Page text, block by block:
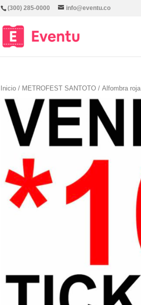
(300) 285-0000 info@eventu.co
Inicio / METROFEST SANTOTO / Alfombra roja